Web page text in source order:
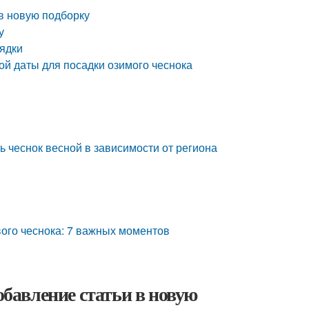
новую подборку
даты для посадки озимого чеснока
весной в зависимости от региона
чеснока: 7 важных моментов
статьи в новую